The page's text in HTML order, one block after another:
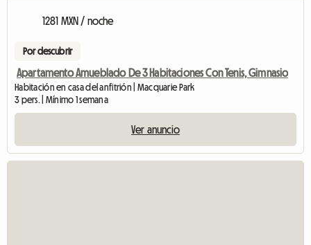
1281 MXN / noche
Por descubrir
Apartamento Amueblado De 3 Habitaciones Con Tenis, Gimnasio
Habitación en casa del anfitrión | Macquarie Park
3 pers. | Mínimo 1 semana
Ver anuncio